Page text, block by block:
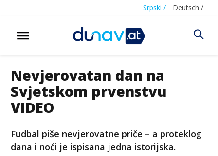
Srpski / Deutsch /
Nevjerovatan dan na
Svjetskom prvenstvu
VIDEO
Fudbal piše nevjerovatne priče – a proteklog
dana i noći je ispisana jedna istorijska.